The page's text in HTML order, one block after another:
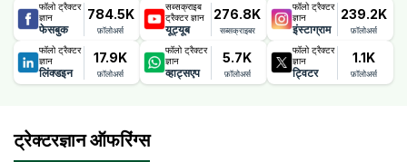
फॉलो ट्रैक्टर
ज्ञान
फेसबुक
784.5K
फ़ॉलोअर्स
सब्सक्राइब
ट्रैक्टर ज्ञान
यूट्यूब
276.8K
सब्सक्राइबर
फॉलो ट्रैक्टर
ज्ञान
इंस्टाग्राम
239.2K
फ़ॉलोअर्स
फॉलो ट्रैक्टर
ज्ञान
लिंक्डइन
17.9K
फ़ॉलोअर्स
फॉलो ट्रैक्टर
ज्ञान
व्हाट्सएप
5.7K
फ़ॉलोअर्स
फॉलो ट्रैक्टर
ज्ञान
ट्विटर
1.1K
फ़ॉलोअर्स
ट्रेक्टरज्ञान ऑफरिंग्स